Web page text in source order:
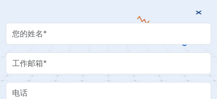
Your Name
Work Email
电话